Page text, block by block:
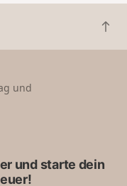
Z
u
und
und starte dein